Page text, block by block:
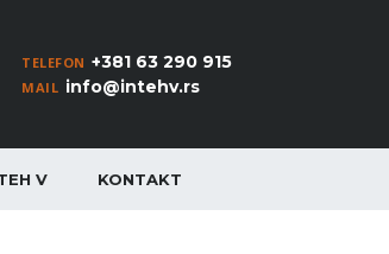
TELEFON +381 63 290 915
MAIL info@intehv.rs
V KONTAKT